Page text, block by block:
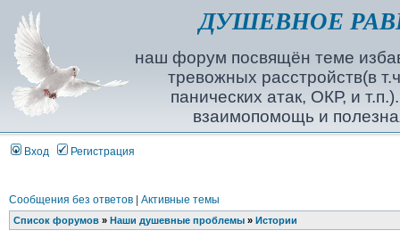
ДУШЕВНОЕ
наш форум посвящён теме
тревожных расстройств(в
панических атак, ОКР, и
взаимопомощь и
Вход Регистрация
Сообщения без ответов| Активные темы
Список форумов» Наши душевные проблемы» Истории